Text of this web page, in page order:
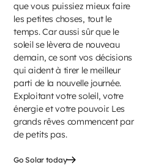
que vous puissiez mieux faire
les petites choses, tout le
temps. Car aussi sûr que le
soleil se lèvera de nouveau
demain, ce sont vos décisions
qui aident à tirer le meilleur
parti de la nouvelle journée.
Exploitant votre soleil, votre
énergie et votre pouvoir. Les
grands rêves commencent par
de petits pas.
Go Solar today